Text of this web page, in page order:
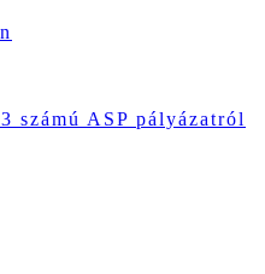
számú ASP pályázatról